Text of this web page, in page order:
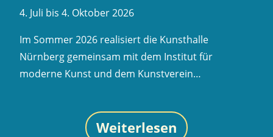
4. Juli bis 4. Oktober 2026
Im Sommer 2026 realisiert die Kunsthalle
Nürnberg gemeinsam mit dem Institut für
moderne Kunst und dem Kunstverein…
Weiterlesen